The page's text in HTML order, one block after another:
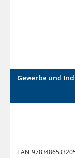
Gewerbe und
EAN: